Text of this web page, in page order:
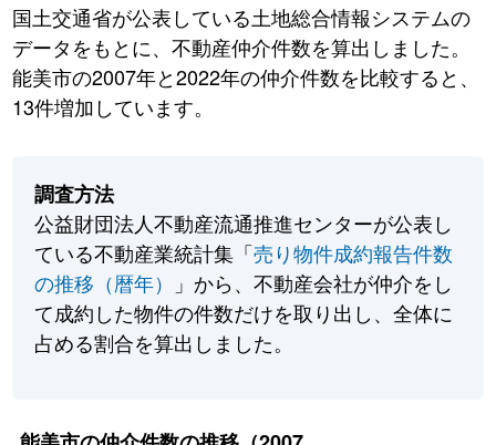
国土交通省が公表している土地総合情報システムの
データをもとに、不動産仲介件数を算出しました。
能美市の2007年と2022年の仲介件数を比較すると、
13件増加しています。
調査方法
公益財団法人不動産流通推進センターが公表し
ている不動産業統計集「売り物件成約報告件数
の推移（暦年）
」から、不動産会社が仲介をし
て成約した物件の件数だけを取り出し、全体に
占める割合を算出しました。